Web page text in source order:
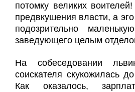
потомку великих
предвкушения власти, а
подозрительно
заведующего целым
На собеседовании
соискателя скукожилась
Как оказалось,